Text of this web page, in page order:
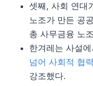
셋째, 사회 연대
노조가 만든 공
총 사무금융 노
한겨레는 사설에
넘어 사회적 협
강조했다.